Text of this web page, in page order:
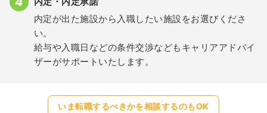
内定が出た施設から入職したい施設をお選びくださ
い。
給与や入職日などの条件交渉などもキャリアアドバイ
ザーがサポートいたします。
いま転職するべきかを相談するのもOK